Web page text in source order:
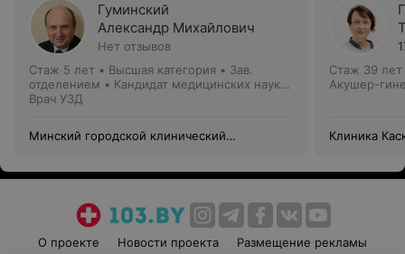
Гуминский
Александр Михайлович
Нет отзывов
Стаж 5 лет • Высшая категория • Зав.
отделением • Кандидат медицинских наук •
Доцент
Врач УЗД
Минский городской клинический
Стаж 39 лет
Акушер-
Клиника
О проекте Новости проекта
Размещение рекламы